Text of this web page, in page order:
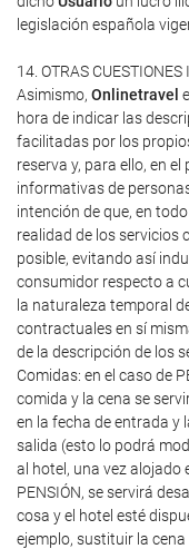
legislación española
14. OTRAS CUESTIONES
Asimismo, Onlinetravel
hora de indicar las
facilitadas por los
reserva y, para ello, en
informativas de
intención de que, en
realidad de los servicios
posible, evitando así
consumidor respecto a
la naturaleza temporal
contractuales en sí
de la descripción de los
Comidas: en el caso de
comida y la cena se
en la fecha de entrada y
salida (esto lo podrá
al hotel, una vez alojado
PENSIÓN, se servirá
cosa y el hotel esté
ejemplo, sustituir la